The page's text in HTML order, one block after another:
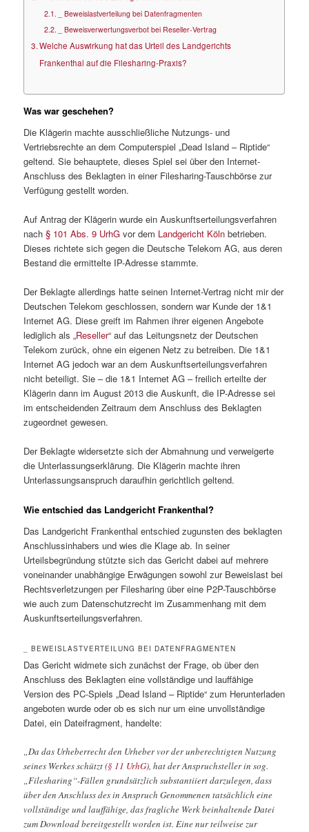
_ Beweislastverteilung bei Datenfragmenten
_ Beweisverwertungsverbot bei Reseller-Vertrag
Welche Auswirkung hat das Urteil des Landgerichts
Frankenthal auf die Filesharing-Praxis?
Was war geschehen?
Die Klägerin machte ausschließliche Nutzungs- und
Vertriebsrechte an dem Computerspiel „Dead Island – Riptide“
geltend. Sie behauptete, dieses Spiel sei über den Internet-
Anschluss des Beklagten in einer Filesharing-Tauschbörse zur
Verfügung gestellt worden.
Auf Antrag der Klägerin wurde ein Auskunftserteilungsverfahren
nach§ 101 Abs. 9 UrhG vor dem Landgericht Köln betrieben.
Dieses richtete sich gegen die Deutsche Telekom AG, aus deren
Bestand die ermittelte IP-Adresse stammte.
Der Beklagte allerdings hatte seinen Internet-Vertrag nicht mir der
Deutschen Telekom geschlossen, sondern war Kunde der 1&1
Internet AG. Diese greift im Rahmen ihrer eigenen Angebote
lediglich als „Reseller“ auf das Leitungsnetz der Deutschen
Telekom zurück, ohne ein eigenen Netz zu betreiben. Die 1&1
Internet AG jedoch war an dem Auskunftserteilungsverfahren
nicht beteiligt. Sie – die 1&1 Internet AG – freilich erteilte der
Klägerin dann im August 2013 die Auskunft, die IP-Adresse sei
im entscheidenden Zeitraum dem Anschluss des Beklagten
zugeordnet gewesen.
Der Beklagte widersetzte sich der Abmahnung und verweigerte
die Unterlassungserklärung. Die Klägerin machte ihren
Unterlassungsanspruch daraufhin gerichtlich geltend.
Wie entschied das Landgericht Frankenthal?
Das Landgericht Frankenthal entschied zugunsten des beklagten
Anschlussinhabers und wies die Klage ab. In seiner
Urteilsbegründung stützte sich das Gericht dabei auf mehrere
voneinander unabhängige Erwägungen sowohl zur Beweislast bei
Rechtsverletzungen per Filesharing über eine P2P-Tauschbörse
wie auch zum Datenschutzrecht im Zusammenhang mit dem
Auskunftserteilungsverfahren.
_ BEWEISLASTVERTEILUNG BEI DATENFRAGMENTEN
Das Gericht widmete sich zunächst der Frage, ob über den
Anschluss des Beklagten eine vollständige und lauffähige
Version des PC-Spiels „Dead Island – Riptide“ zum Herunterladen
angeboten wurde oder ob es sich nur um eine unvollständige
Datei, ein Dateifragment, handelte:
„Da das Urheberrecht den Urheber vor der unberechtigten Nutzung
seines Werkes schützt (§ 11 UrhG), hat der Anspruchsteller in sog.
„Filesharing“-Fällen grundsätzlich substantiiert darzulegen, dass
über den Anschluss des in Anspruch Genommenen tatsächlich eine
vollständige und lauffähige, das fragliche Werk beinhaltende Datei
zum Download bereitgestellt worden ist. Eine nur teilweise zur